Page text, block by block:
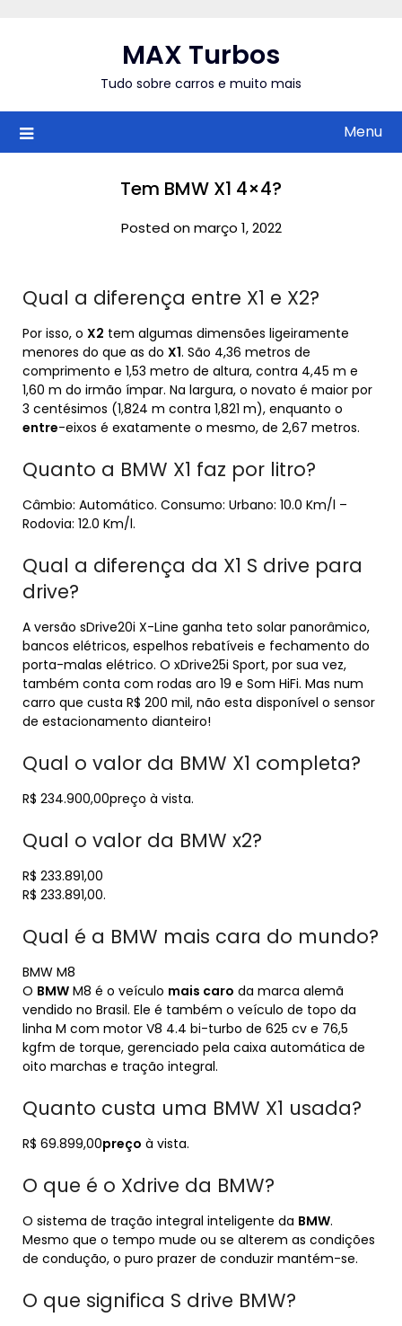
MAX Turbos
Tudo sobre carros e muito mais
Menu
Tem BMW X1 4×4?
Posted on março 1, 2022
Qual a diferença entre X1 e X2?
Por isso, o X2 tem algumas dimensões ligeiramente
menores do que as do X1. São 4,36 metros de
comprimento e 1,53 metro de altura, contra 4,45 m e
1,60 m do irmão ímpar. Na largura, o novato é maior por
3 centésimos (1,824 m contra 1,821 m), enquanto o
entre-eixos é exatamente o mesmo, de 2,67 metros.
Quanto a BMW X1 faz por litro?
Câmbio: Automático. Consumo: Urbano: 10.0 Km/l –
Rodovia: 12.0 Km/l.
Qual a diferença da X1 S drive para
drive?
A versão sDrive20i X-Line ganha teto solar panorâmico,
bancos elétricos, espelhos rebatíveis e fechamento do
porta-malas elétrico. O xDrive25i Sport, por sua vez,
também conta com rodas aro 19 e Som HiFi. Mas num
carro que custa R$ 200 mil, não esta disponível o sensor
de estacionamento dianteiro!
Qual o valor da BMW X1 completa?
R$ 234.900,00preço à vista.
Qual o valor da BMW x2?
R$ 233.891,00
R$ 233.891,00.
Qual é a BMW mais cara do mundo?
BMW M8
O BMW M8 é o veículo mais caro da marca alemã
vendido no Brasil. Ele é também o veículo de topo da
linha M com motor V8 4.4 bi-turbo de 625 cv e 76,5
kgfm de torque, gerenciado pela caixa automática de
oito marchas e tração integral.
Quanto custa uma BMW X1 usada?
R$ 69.899,00preço à vista.
O que é o Xdrive da BMW?
O sistema de tração integral inteligente da BMW.
Mesmo que o tempo mude ou se alterem as condições
de condução, o puro prazer de conduzir mantém-se.
O que significa S drive BMW?